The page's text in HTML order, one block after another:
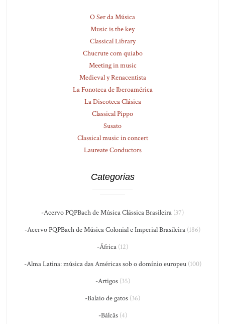
O Ser da Música
Music is the key
Classical Library
Chucrute com quiabo
Meeting in music
Medieval y Renacentista
La Fonoteca de Iberoamérica
La Discoteca Clásica
Classical Pippo
Susato
Classical music in concert
Laureate Conductors
Categorias
-Acervo PQPBach de Música Clássica Brasileira (37)
-Acervo PQPBach de Música Colonial e Imperial Brasileira (186)
-África (12)
-Alma Latina: música das Américas sob o domínio europeu(100)
-Artigos(35)
-Balaio de gatos (36)
-Bálcãs(4)